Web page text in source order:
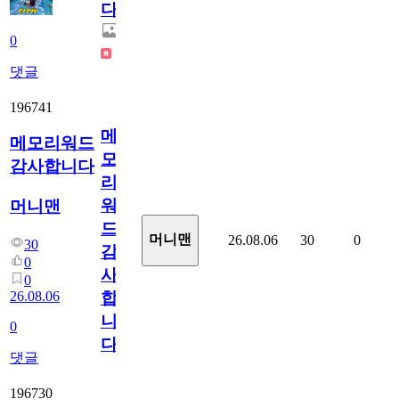
0
댓글
다.
196741
메모리워드
감사합니다
머니맨
30
0
0
26.08.06
0
댓글
메
모
리
워
드
감
사
합
니
다
머니맨 26.08.06 30 0
196730